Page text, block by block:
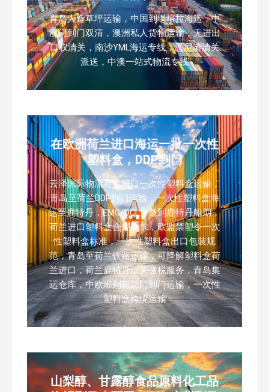
青岛人造草坪运输，中国到堪培拉海运，中
澳门到门双清，澳洲私人货物运输，无进出
口权清关，南沙YML海运专线，悉尼港清关
派送，中澳一站式物流专线
在欧洲荷兰进口海运一批一次性
塑料盒，DDP到门
云泽国际物流荷兰进口一次性塑料盒运输，
青岛至荷兰DDP到门运输，一次性塑料盒海
运至鹿特丹，EMC/OCL青岛到鹿特丹船期，
荷兰进口塑料盒合规要求，欧盟禁塑令一次
性塑料盒标准，一次性塑料盒出口包装规
范，青岛至荷兰铁路运输，可降解塑料盒荷
兰进口，荷兰鹿特丹清关缴税服务，青岛集
运仓库，中欧班列荷兰门到门运输，一次性
塑料盒跨境运输
山梨醇、甘露醇食品原料化工品